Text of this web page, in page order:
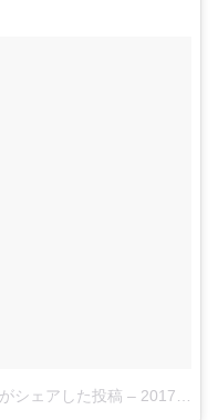
シェアした投稿 – 2017 5月 20 12:39午後 PDT